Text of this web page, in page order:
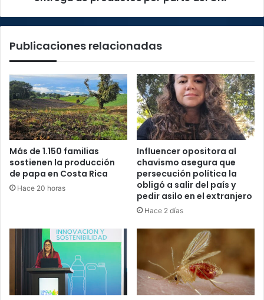
Publicaciones relacionadas
Más de 1.150 familias
sostienen la producción
de papa en Costa Rica
Hace 20 horas
Influencer opositora al
chavismo asegura que
persecución política la
obligó a salir del país y
pedir asilo en el extranjero
Hace 2 días